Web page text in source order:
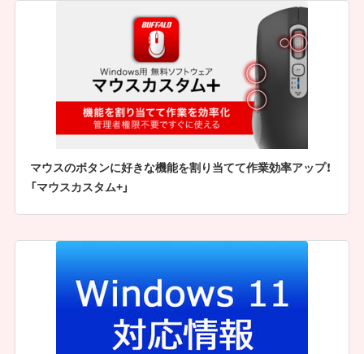
マウスのボタンに好きな機能を割り当てて作業効率アップ！
「マウスカスタム+」